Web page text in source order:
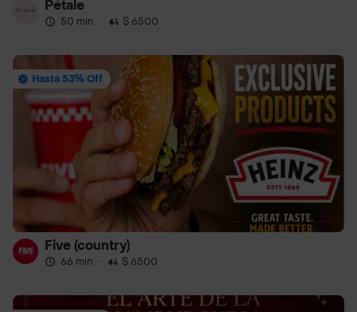
Pétale
50 min · $ 6500
Hasta 53% Off
Five (country)
66 min · $ 6500